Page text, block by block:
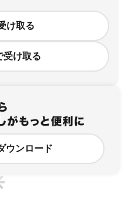
け取る
受け取る
ウンロード